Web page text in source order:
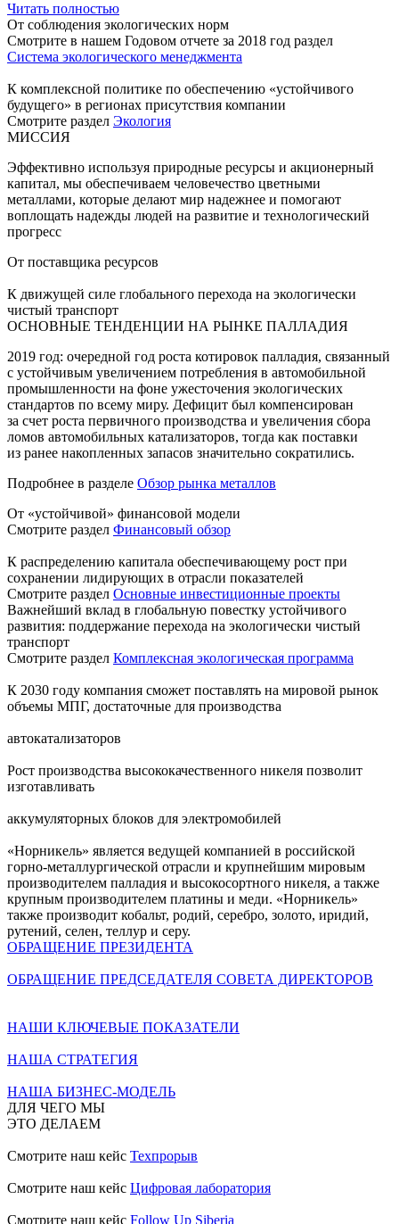
Читать полностью
От соблюдения экологических норм
Смотрите в нашем Годовом отчете за 2018 год раздел
Система экологического менеджмента
К комплексной политике по обеспечению «устойчивого
будущего» в регионах присутствия компании
Смотрите раздел Экология
МИССИЯ
Эффективно используя природные ресурсы и акционерный
капитал, мы обеспечиваем человечество цветными
металлами, которые делают мир надежнее и помогают
воплощать надежды людей на развитие и технологический
прогресс
От поставщика ресурсов
К движущей силе глобального перехода на экологически
чистый транспорт
ОСНОВНЫЕ ТЕНДЕНЦИИ НА РЫНКЕ ПАЛЛАДИЯ
2019 год: очередной год роста котировок палладия, связанный
с устойчивым увеличением потребления в автомобильной
промышленности на фоне ужесточения экологических
стандартов по всему миру. Дефицит был компенсирован
за счет роста первичного производства и увеличения сбора
ломов автомобильных катализаторов, тогда как поставки
из ранее накопленных запасов значительно сократились.
Подробнее в разделе Обзор рынка металлов
От «устойчивой» финансовой модели
Смотрите раздел Финансовый обзор
К распределению капитала обеспечивающему рост при
сохранении лидирующих в отрасли показателей
Смотрите раздел Основные инвестиционные проекты
Важнейший вклад в глобальную повестку устойчивого
развития: поддержание перехода на экологически чистый
транспорт
Смотрите раздел Комплексная экологическая программа
К 2030 году компания сможет поставлять на мировой рынок
объемы МПГ, достаточные для производства
автокатализаторов
Рост производства высококачественного никеля позволит
изготавливать
аккумуляторных блоков для электромобилей
«Норникель» является ведущей компанией в российской
горно-металлургической отрасли и крупнейшим мировым
производителем палладия и высокосортного никеля, а также
крупным производителем платины и меди. «Норникель»
также производит кобальт, родий, серебро, золото, иридий,
рутений, селен, теллур и серу.
ОБРАЩЕНИЕ ПРЕЗИДЕНТА
ОБРАЩЕНИЕ ПРЕДСЕДАТЕЛЯ СОВЕТА ДИРЕКТОРОВ
НАШИ КЛЮЧЕВЫЕ ПОКАЗАТЕЛИ
НАША СТРАТЕГИЯ
НАША БИЗНЕС-МОДЕЛЬ
ДЛЯ ЧЕГО МЫ
ЭТО ДЕЛАЕМ
Смотрите наш кейс Техпрорыв
Смотрите наш кейс Цифровая лаборатория
Смотрите наш кейс Follow Up Siberia